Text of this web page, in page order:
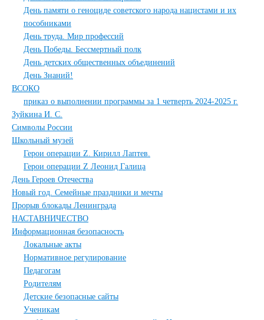
День памяти о геноциде советского народа нацистами и их
пособниками
День труда. Мир профессий
День Победы. Бессмертный полк
День детских общественных объединений
День Знаний!
ВСОКО
приказ о выполнении программы за 1 четверть 2024-2025 г.
Зуйкина И. С.
Символы России
Школьный музей
Герои операции Z. Кирилл Лаптев.
Герои операции Z Леонид Галица
День Героев Отечества
Новый год. Семейные праздники и мечты
Прорыв блокады Ленинграда
НАСТАВНИЧЕСТВО
Информационная безопасность
Локальные акты
Нормативное регулирование
Педагогам
Родителям
Детские безопасные сайты
Ученикам